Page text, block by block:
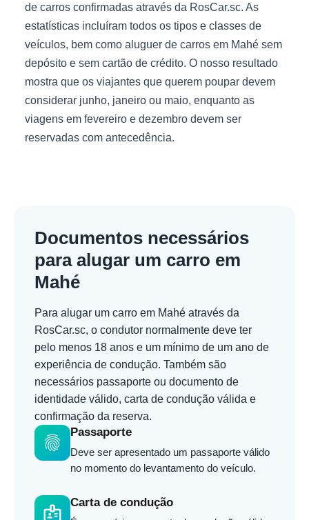
de carros confirmadas através da RosCar.sc. As
estatísticas incluíram todos os tipos e classes de
veículos, bem como aluguer de carros em Mahé sem
depósito e sem cartão de crédito. O nosso resultado
mostra que os viajantes que querem poupar devem
considerar junho, janeiro ou maio, enquanto as
viagens em fevereiro e dezembro devem ser
reservadas com antecedência.
Documentos necessários
para alugar um carro em
Mahé
Para alugar um carro em Mahé através da
RosCar.sc, o condutor normalmente deve ter
pelo menos 18 anos e um mínimo de um ano de
experiência de condução. Também são
necessários passaporte ou documento de
identidade válido, carta de condução válida e
confirmação da reserva.
fingerprint
Passaporte
Deve ser apresentado um passaporte válido
no momento do levantamento do veículo.
badge
Carta de condução